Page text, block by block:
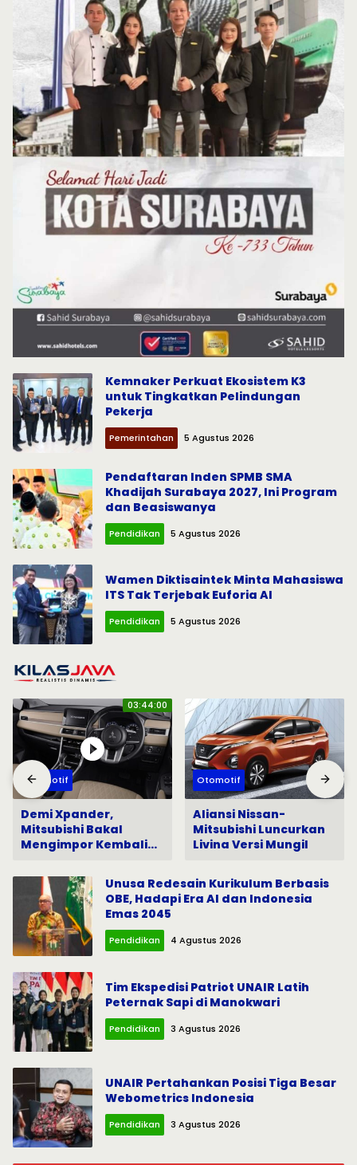
Kemnaker Perkuat Ekosistem K3
untuk Tingkatkan Pelindungan
Pekerja
Pemerintahan 5 Agustus 2026
Pendaftaran Inden SPMB SMA
Khadijah Surabaya 2027, Ini Program
dan Beasiswanya
Pendidikan 5 Agustus 2026
Wamen Diktisaintek Minta Mahasiswa
ITS Tak Terjebak Euforia AI
Pendidikan 5 Agustus 2026
03:44:00
Otomotif
Demi Xpander,
Mitsubishi Bakal
Mengimpor Kembali
Otomotif
Aliansi Nissan-
Mitsubishi Luncurkan
Livina Versi Mungil
Unusa Redesain Kurikulum Berbasis
OBE, Hadapi Era AI dan Indonesia
Emas 2045
Pendidikan 4 Agustus 2026
Tim Ekspedisi Patriot UNAIR Latih
Peternak Sapi di Manokwari
Pendidikan 3 Agustus 2026
UNAIR Pertahankan Posisi Tiga Besar
Webometrics Indonesia
Pendidikan 3 Agustus 2026